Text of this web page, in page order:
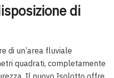
di
di un’area fluviale
quadrati, completamente
Il nuovo Isolotto offre